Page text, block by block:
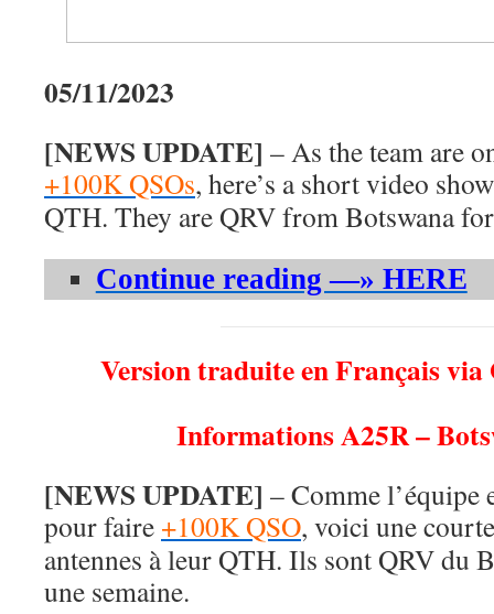
05/11/2023
[NEWS UPDATE] – As the team are
+100K QSOs, here’s a short video
QTH. They are QRV from Botswana
Continue reading —» HERE
Version traduite en Français via
Informations A25R –
[NEWS UPDATE] – Comme l’équipe
pour faire +100K QSO, voici une
antennes à leur QTH. Ils sont QRV du
une semaine.